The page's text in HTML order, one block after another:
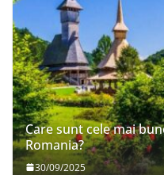
Care sunt cele mai
Romania?
30/09/2025